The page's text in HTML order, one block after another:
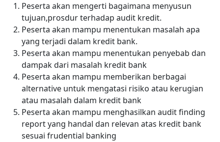
Peserta akan mengerti bagaimana menyusun
tujuan,prosdur terhadap audit kredit.
Peserta akan mampu menentukan masalah apa
yang terjadi dalam kredit bank.
Peserta akan mampu menentukan penyebab dan
dampak dari masalah kredit bank
Peserta akan mampu memberikan berbagai
alternative untuk mengatasi risiko atau kerugian
atau masalah dalam kredit bank
Peserta akan mampu menghasilkan audit finding
report yang handal dan relevan atas kredit bank
sesuai frudential banking